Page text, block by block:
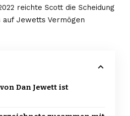
reichte Scott die Scheidung
auf Jewetts Vermögen
Dan Jewett ist